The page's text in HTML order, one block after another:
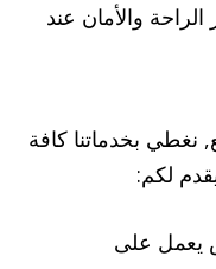
والأمان عند
بخدماتنا كافة
لكم:
يعمل على